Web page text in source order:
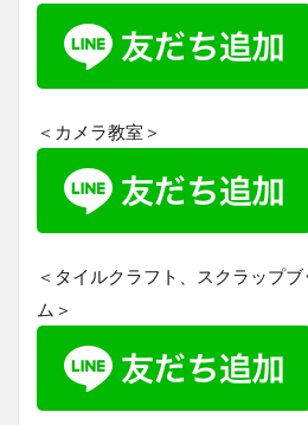
＜カメラ教室＞
＜タイルクラフト、スクラップ
ム＞